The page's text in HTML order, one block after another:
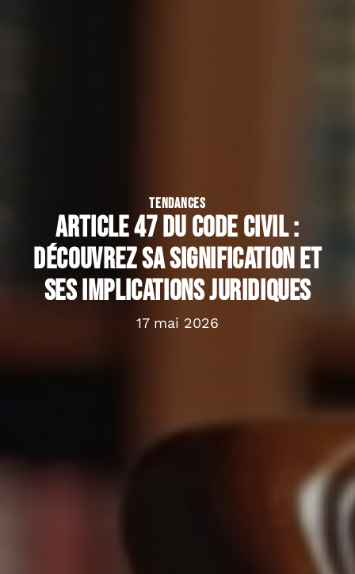
TENDANCES
Article 47 du Code civil :
découvrez sa signification et
ses implications juridiques
17 mai 2026